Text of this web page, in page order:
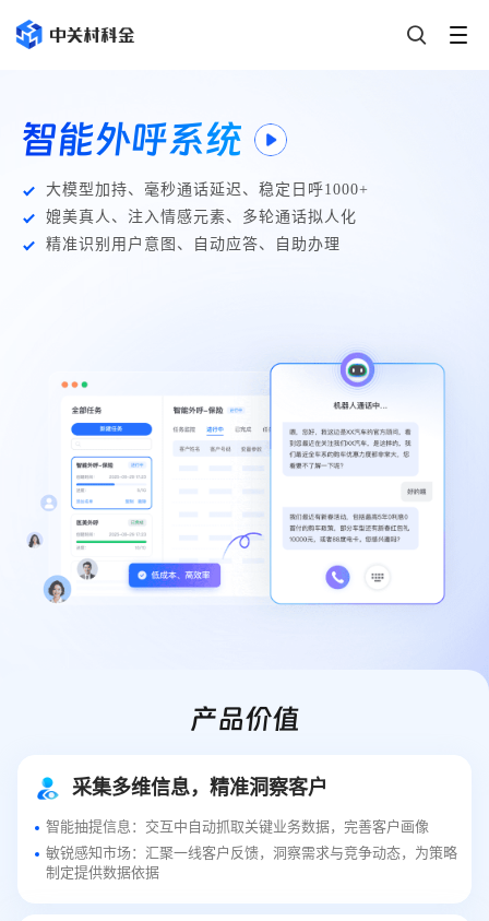
智能外呼系统
大模型加持、毫秒通话延迟、稳定日呼1000+
媲美真人、注入情感元素、多轮通话拟人化
精准识别用户意图、自动应答、自助办理
产品价值
采集多维信息，精准洞察客户
智能抽提信息：交互中自动抓取关键业务数据，完善客户画像
敏锐感知市场：汇聚一线客户反馈，洞察需求与竞争动态，为策略
制定提供数据依据